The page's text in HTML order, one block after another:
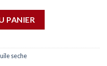
PANIER
seche